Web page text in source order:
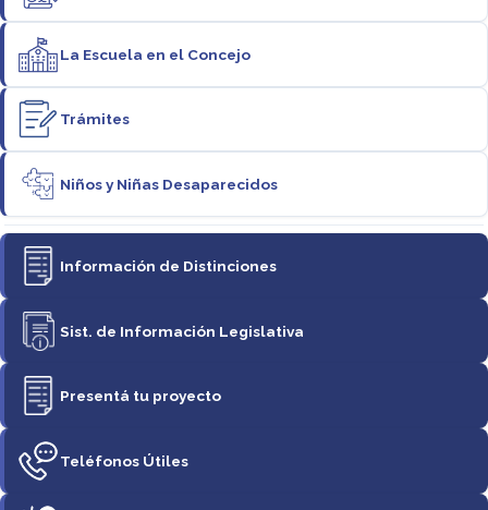
La Escuela en el Concejo
Trámites
Niños y Niñas Desaparecidos
Información de Distinciones
Sist. de Información Legislativa
Presentá tu proyecto
Teléfonos Útiles